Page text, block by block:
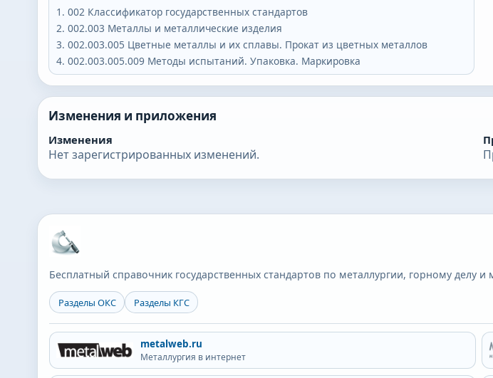
002 Классификатор государственных стандартов
002.003 Металлы и металлические изделия
002.003.005 Цветные металлы и их сплавы. Прокат из цветных металлов
002.003.005.009 Методы испытаний. Упаковка. Маркировка
Изменения и приложения
Изменения
Нет зарегистрированных изменений.
Бесплатный справочник государственных стандартов по металлургии, горному делу
Разделы ОКС Разделы КГС
metalweb.ru
Металлургия в интернет